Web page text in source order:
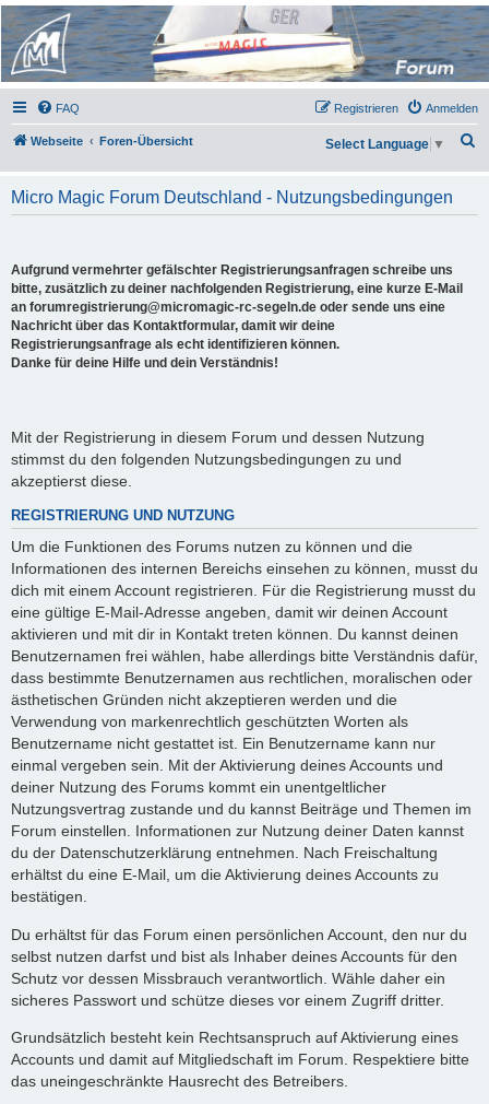
Micro Magic Forum
Deutschland
FAQ Anmelden
Registrieren
Webseite Foren-Übersicht
h
Select Language ▼
Micro Magic Forum Deutschland - Nutzungsbedingungen
Aufgrund vermehrter gefälschter Registrierungsanfragen schreibe uns
bitte, zusätzlich zu deiner nachfolgenden Registrierung, eine kurze E-Mail
an forumregistrierung@micromagic-rc-segeln.de oder sende uns eine
Nachricht über das Kontaktformular, damit wir deine
Registrierungsanfrage als echt identifizieren können.
Danke für deine Hilfe und dein Verständnis!
Mit der Registrierung in diesem Forum und dessen Nutzung
stimmst du den folgenden Nutzungsbedingungen zu und
akzeptierst diese.
REGISTRIERUNG UND NUTZUNG
Um die Funktionen des Forums nutzen zu können und die
Informationen des internen Bereichs einsehen zu können, musst du
dich mit einem Account registrieren. Für die Registrierung musst du
eine gültige E-Mail-Adresse angeben, damit wir deinen Account
aktivieren und mit dir in Kontakt treten können. Du kannst deinen
Benutzernamen frei wählen, habe allerdings bitte Verständnis dafür,
dass bestimmte Benutzernamen aus rechtlichen, moralischen oder
ästhetischen Gründen nicht akzeptieren werden und die
Verwendung von markenrechtlich geschützten Worten als
Benutzername nicht gestattet ist. Ein Benutzername kann nur
einmal vergeben sein. Mit der Aktivierung deines Accounts und
deiner Nutzung des Forums kommt ein unentgeltlicher
Nutzungsvertrag zustande und du kannst Beiträge und Themen im
Forum einstellen. Informationen zur Nutzung deiner Daten kannst
du der Datenschutzerklärung entnehmen. Nach Freischaltung
erhältst du eine E-Mail, um die Aktivierung deines Accounts zu
bestätigen.
Du erhältst für das Forum einen persönlichen Account, den nur du
selbst nutzen darfst und bist als Inhaber deines Accounts für den
Schutz vor dessen Missbrauch verantwortlich. Wähle daher ein
sicheres Passwort und schütze dieses vor einem Zugriff dritter.
Grundsätzlich besteht kein Rechtsanspruch auf Aktivierung eines
Accounts und damit auf Mitgliedschaft im Forum. Respektiere bitte
das uneingeschränkte Hausrecht des Betreibers.